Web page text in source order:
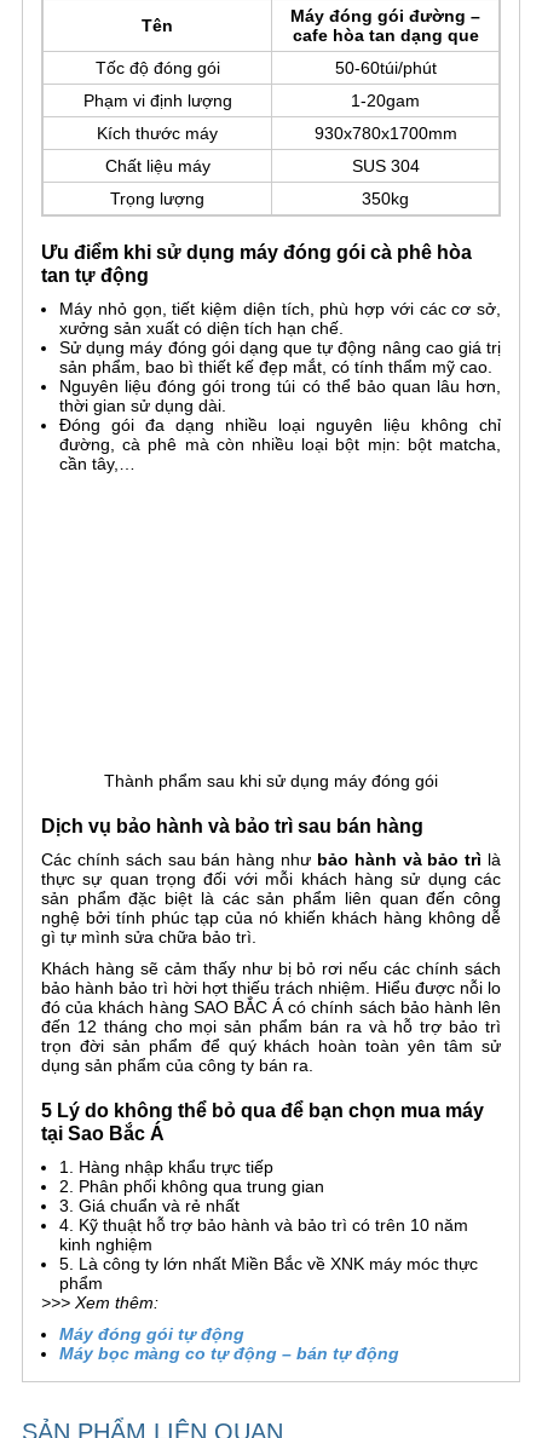
Tên
Máy đóng gói đường –
cafe hòa tan dạng que
Tốc độ đóng gói
50-60túi/phút
Phạm vi định lượng
1-20gam
Kích thước máy
930x780x1700mm
Chất liệu máy
SUS 304
Trọng lượng
350kg
Ưu điểm khi sử dụng máy đóng gói cà phê hòa
tan tự động
Máy nhỏ gọn, tiết kiệm diện tích, phù hợp với các cơ sở,
xưởng sản xuất có diện tích hạn chế.
Sử dụng máy đóng gói dạng que tự động nâng cao giá trị
sản phẩm, bao bì thiết kế đẹp mắt, có tính thẩm mỹ cao.
Nguyên liệu đóng gói trong túi có thể bảo quan lâu hơn,
thời gian sử dụng dài.
Đóng gói đa dạng nhiều loại nguyên liệu không chỉ
đường, cà phê mà còn nhiều loại bột mịn: bột matcha,
cần tây,…
Thành phẩm sau khi sử dụng máy đóng gói
Dịch vụ bảo hành và bảo trì sau bán hàng
Các chính sách sau bán hàng như bảo hành và bảo trì là
thực sự quan trọng đối với mỗi khách hàng sử dụng các
sản phẩm đặc biệt là các sản phẩm liên quan đến công
nghệ bởi tính phúc tạp của nó khiến khách hàng không dễ
gì tự mình sửa chữa bảo trì.
Khách hàng sẽ cảm thấy như bị bỏ rơi nếu các chính sách
bảo hành bảo trì hời hợt thiếu trách nhiệm. Hiểu được nỗi lo
đó của khách hàng SAO BẮC Á có chính sách bảo hành lên
đến 12 tháng cho mọi sản phẩm bán ra và hỗ trợ bảo trì
trọn đời sản phẩm để quý khách hoàn toàn yên tâm sử
dụng sản phẩm của công ty bán ra.
5 Lý do không thể bỏ qua để bạn chọn mua máy
tại Sao Bắc Á
1. Hàng nhập khẩu trực tiếp
2. Phân phối không qua trung gian
3. Giá chuẩn và rẻ nhất
4. Kỹ thuật hỗ trợ bảo hành và bảo trì có trên 10 năm
kinh nghiệm
5. Là công ty lớn nhất Miền Bắc về XNK máy móc thực
phẩm
>>> Xem thêm:
Máy đóng gói tự động
Máy bọc màng co tự động – bán tự động
SẢN PHẨM LIÊN QUAN